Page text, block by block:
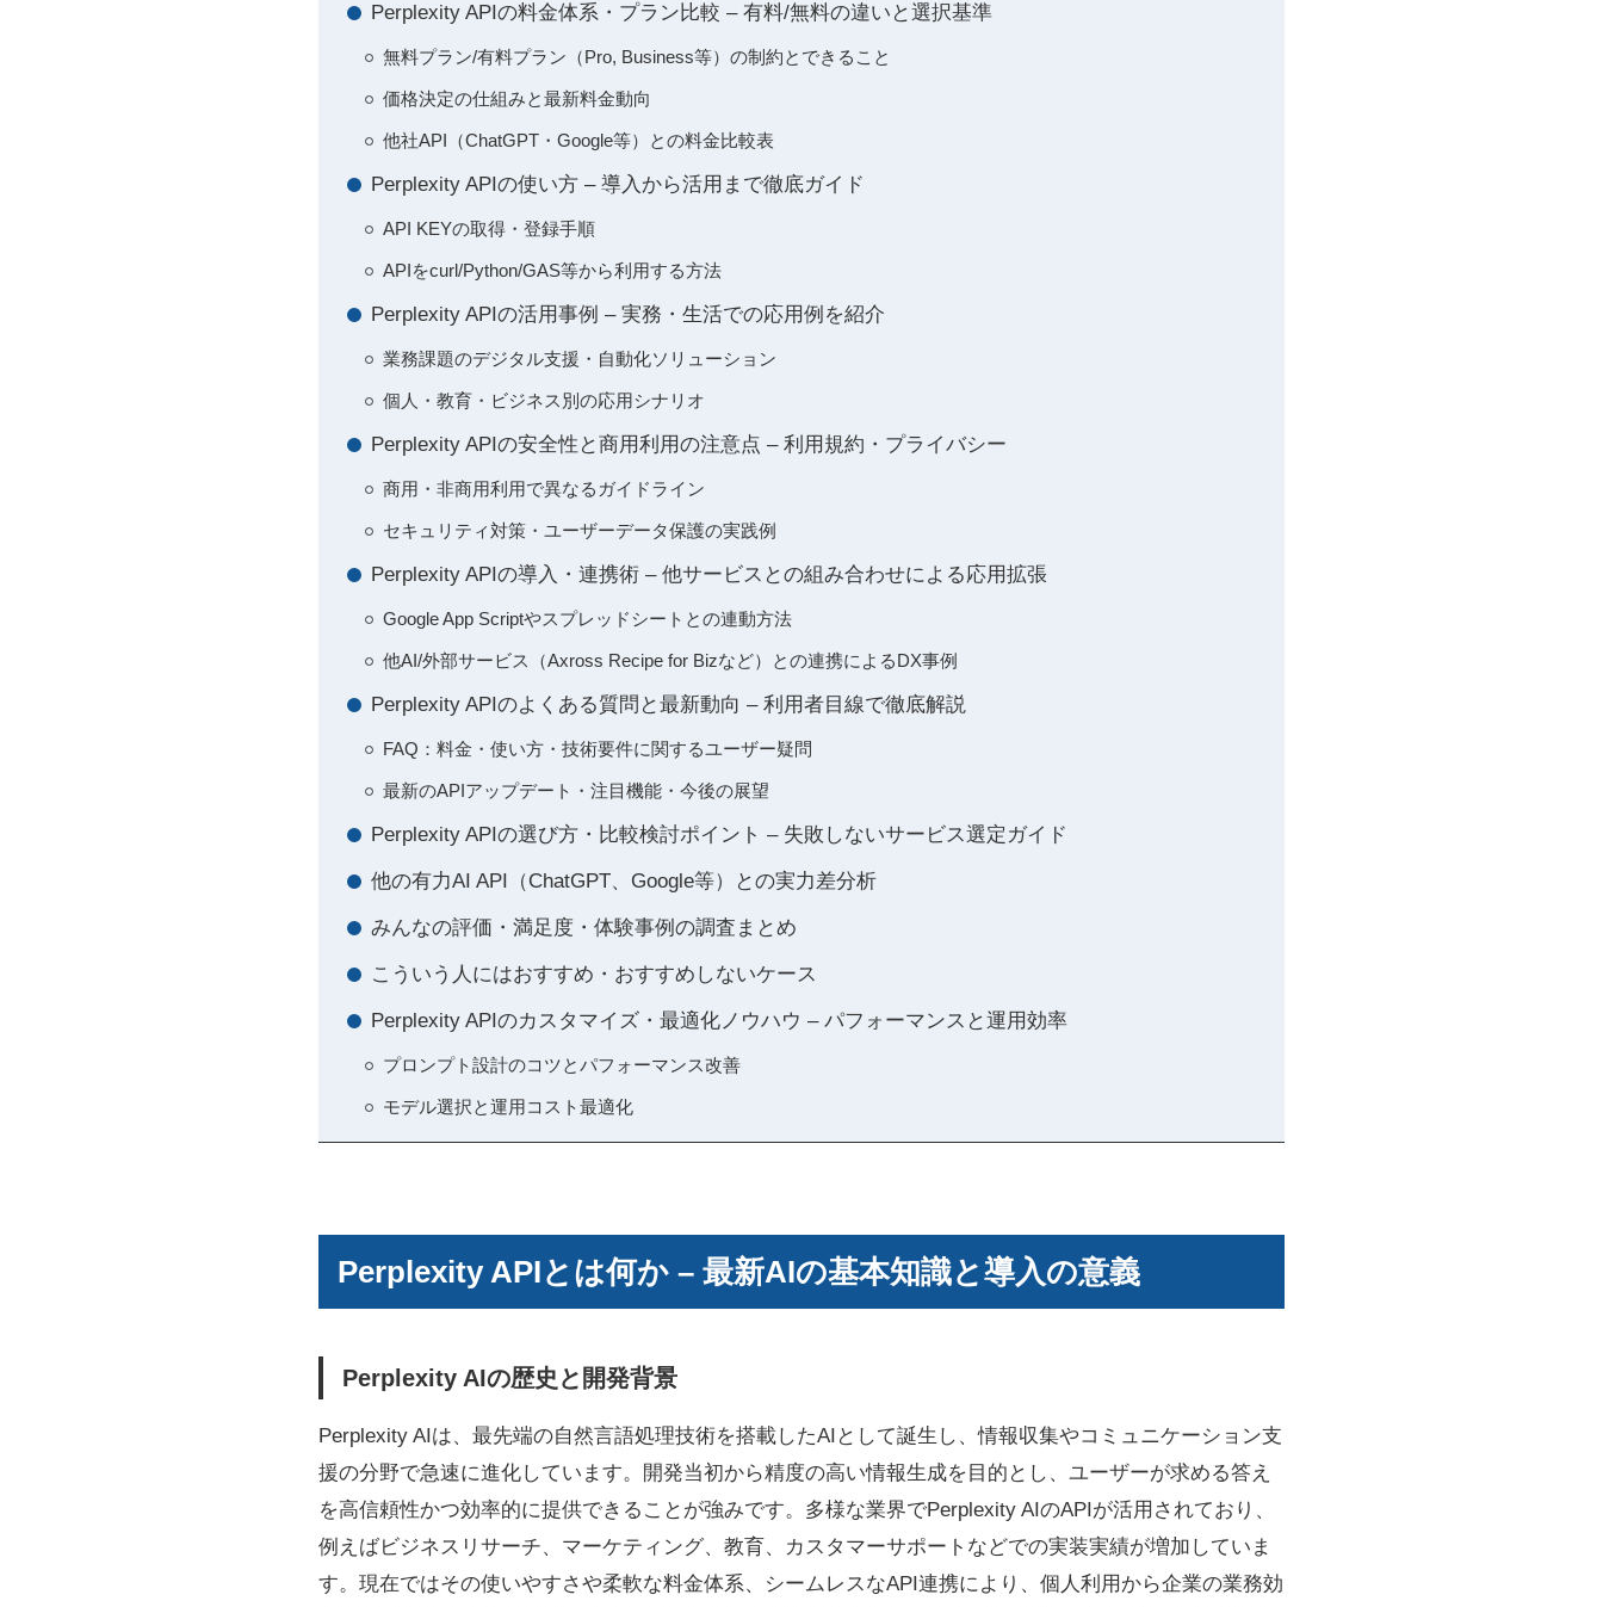
Perplexity APIの料金体系・プラン比較 – 有料/無料の違いと選択基準
無料プラン/有料プラン（Pro, Business等）の制約とできること
価格決定の仕組みと最新料金動向
他社API（ChatGPT・Google等）との料金比較表
Perplexity APIの使い方 – 導入から活用まで徹底ガイド
API KEYの取得・登録手順
APIをcurl/Python/GAS等から利用する方法
Perplexity APIの活用事例 – 実務・生活での応用例を紹介
業務課題のデジタル支援・自動化ソリューション
個人・教育・ビジネス別の応用シナリオ
Perplexity APIの安全性と商用利用の注意点 – 利用規約・プライバシー
商用・非商用利用で異なるガイドライン
セキュリティ対策・ユーザーデータ保護の実践例
Perplexity APIの導入・連携術 – 他サービスとの組み合わせによる応用拡張
Google App Scriptやスプレッドシートとの連動方法
他AI/外部サービス（Axross Recipe for Bizなど）との連携によるDX事例
Perplexity APIのよくある質問と最新動向 – 利用者目線で徹底解説
FAQ：料金・使い方・技術要件に関するユーザー疑問
最新のAPIアップデート・注目機能・今後の展望
Perplexity APIの選び方・比較検討ポイント – 失敗しないサービス選定ガイド
他の有力AI API（ChatGPT、Google等）との実力差分析
みんなの評価・満足度・体験事例の調査まとめ
こういう人にはおすすめ・おすすめしないケース
Perplexity APIのカスタマイズ・最適化ノウハウ – パフォーマンスと運用効率
プロンプト設計のコツとパフォーマンス改善
モデル選択と運用コスト最適化
Perplexity APIとは何か – 最新AIの基本知識と導入の意義
Perplexity AIの歴史と開発背景
Perplexity AIは、最先端の自然言語処理技術を搭載したAIとして誕生し、情報収集やコミュニケーション支
援の分野で急速に進化しています。開発当初から精度の高い情報生成を目的とし、ユーザーが求める答え
を高信頼性かつ効率的に提供できることが強みです。多様な業界でPerplexity AIのAPIが活用されており、
例えばビジネスリサーチ、マーケティング、教育、カスタマーサポートなどでの実装実績が増加していま
す。現在ではその使いやすさや柔軟な料金体系、シームレスなAPI連携により、個人利用から企業の業務効